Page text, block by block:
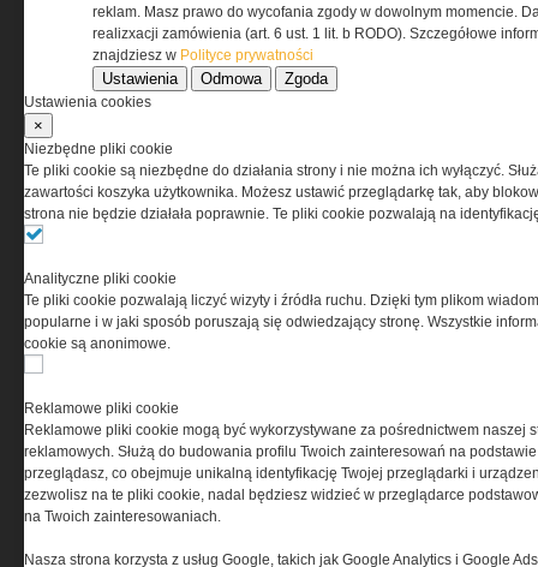
Regulamin określa zasady korzystania z portalu
www.special-ops.pl
Korzystanie z portalu jest równoznaczne
przez Grupa MEDIUM Spółka z ograniczoną
odpowiedzialnością Spółka komandytowa, nr KRS:
0000537655, NIP 1132860378, REGON 146393437
(zwana dalej Grupa MEDIUM) w postaci Regulaminu.
Ta witryna wykorzystuje pliki cookies do przechowywania
informacji na Twoim komputerze. Pliki cookies stosujemy
w celu świadczenia usług na najwyższym poziomie,
w tym w sposób dostosowany do indywidualnych potrzeb.
cookies oznacza, że będą one zamieszczane w Twoim
reklam. Masz prawo do wycofania zgody w dowolnym momencie.
realizxacji zamówienia (art. 6 ust. 1 lit. b RODO). Szczegółowe
znajdziesz w Polityce prywatności
Ustawienia Odmowa Zgoda
Ustawienia cookies
×
Niezbędne pliki cookie
Te pliki cookie są niezbędne do działania strony i nie można ich wyłączyć.
zawartości koszyka użytkownika. Możesz ustawić przeglądarkę tak, aby
strona nie będzie działała poprawnie. Te pliki cookie pozwalają na
Analityczne pliki cookie
Te pliki cookie pozwalają liczyć wizyty i źródła ruchu. Dzięki tym plikom
popularne i w jaki sposób poruszają się odwiedzający stronę. Wszystkie
cookie są anonimowe.
Reklamowe pliki cookie
Reklamowe pliki cookie mogą być wykorzystywane za pośrednictwem naszej
reklamowych. Służą do budowania profilu Twoich zainteresowań na
przeglądasz, co obejmuje unikalną identyfikację Twojej przeglądarki i
zezwolisz na te pliki cookie, nadal będziesz widzieć w przeglądarce
na Twoich zainteresowaniach.
Nasza strona korzysta z usług Google, takich jak Google Analytics i Google